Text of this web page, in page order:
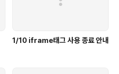
1/10 iframe태그 사용 종료 안내